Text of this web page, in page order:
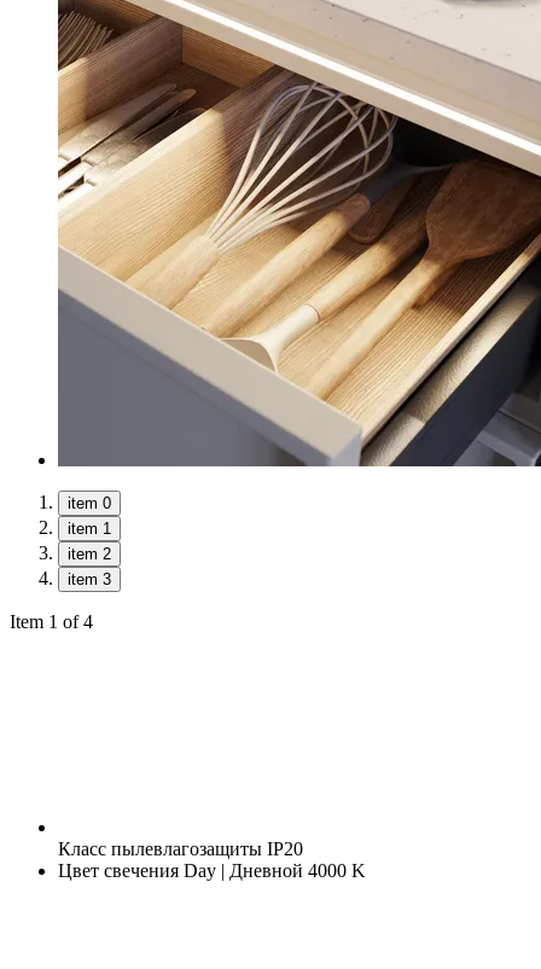
item 0
item 1
item 2
item 3
Item 1 of 4
Класс пылевлагозащиты IP20
Цвет свечения Day | Дневной 4000 K